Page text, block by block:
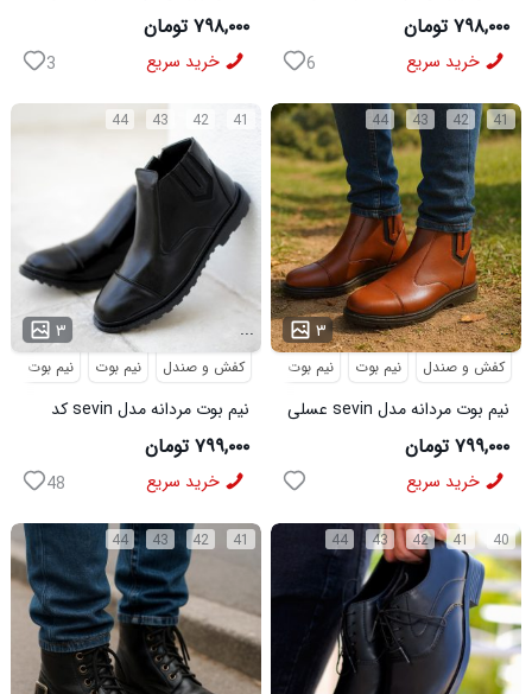
مدل NB مشکی
۷۹۸,۰۰۰ تومان
خرید سریع 3
مدل NB سفید
۷۹۸,۰۰۰ تومان
خرید سریع 6
41
42
43
44
۳ ...
کفش و صندل نیم بوت نیم بوت
نیم بوت مردانه مدل sevin کد
6427
۷۹۹,۰۰۰ تومان
خرید سریع 48
41
42
43
44
۳ ...
کفش و صندل نیم بوت نیم بوت مردانه
نیم بوت مردانه مدل sevin عسلی
کد 6426
۷۹۹,۰۰۰ تومان
خرید سریع
41
42
43
44 40
41
42
43
44